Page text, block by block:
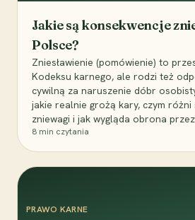
Jakie są konsekwencje
Polsce?
Zniesławienie (pomówienie) to
Kodeksu karnego, ale rodzi też
cywilną za naruszenie dóbr
jakie realnie grożą kary, czym różni
zniewagi i jak wygląda obrona
8 min czytania
PRAWO KARNE